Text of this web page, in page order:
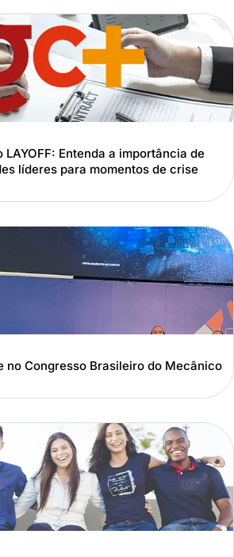
LAYOFF: Entenda a importância de
líderes para momentos de crise
no Congresso Brasileiro do Mecânico